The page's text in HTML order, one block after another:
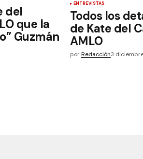
del
que la
Guzmán
ENTREVISTAS
Todos los
de Kate del
AMLO
por Redacción3